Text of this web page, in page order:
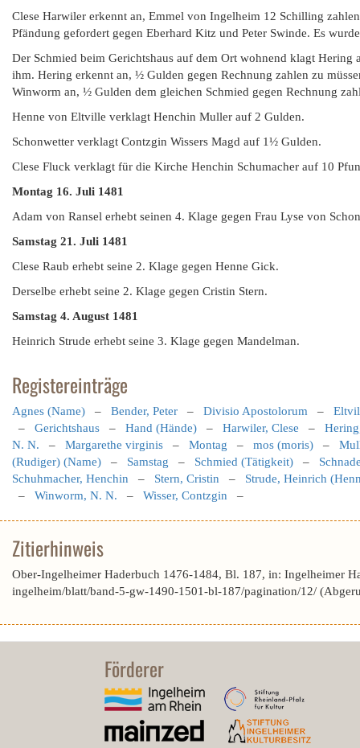
Clese Harwiler erkennt an, Emmel von Ingelheim 12 Schilling
Pfändung gefordert gegen Eberhard Kitz und Peter Swinde. Es
Der Schmied beim Gerichtshaus auf dem Ort wohnend klagt
ihm. Hering erkennt an, ½ Gulden gegen Rechnung zahlen zu
Winworm an, ½ Gulden dem gleichen Schmied gegen Rechnung
Henne von Eltville verklagt Henchin Muller auf 2 Gulden.
Schonwetter verklagt Contzgin Wissers Magd auf 1½ Gulden.
Clese Fluck verklagt für die Kirche Henchin Schumacher auf 10
Montag 16. Juli 1481
Adam von Ransel erhebt seinen 4. Klage gegen Frau Lyse von
Samstag 21. Juli 1481
Clese Raub erhebt seine 2. Klage gegen Henne Gick.
Derselbe erhebt seine 2. Klage gegen Cristin Stern.
Samstag 4. August 1481
Heinrich Strude erhebt seine 3. Klage gegen Mandelman.
Registereinträge
Agnes (Name) – Bender, Peter – Divisio Apostolorum –
– Gerichtshaus – Hand (Hände) – Harwiler, Clese –
N. N. – Margarethe virginis – Montag – mos (moris) –
(Rudiger) (Name) – Samstag – Schmied (Tätigkeit) –
Schuhmacher, Henchin – Stern, Cristin – Strude, Heinrich
– Winworm, N. N. – Wisser, Contzgin –
Zitierhinweis
Ober-Ingelheimer Haderbuch 1476-1484, Bl. 187, in: Ingelheimer
ingelheim/blatt/band-5-gw-1490-1501-bl-187/pagination/12/
Förderer